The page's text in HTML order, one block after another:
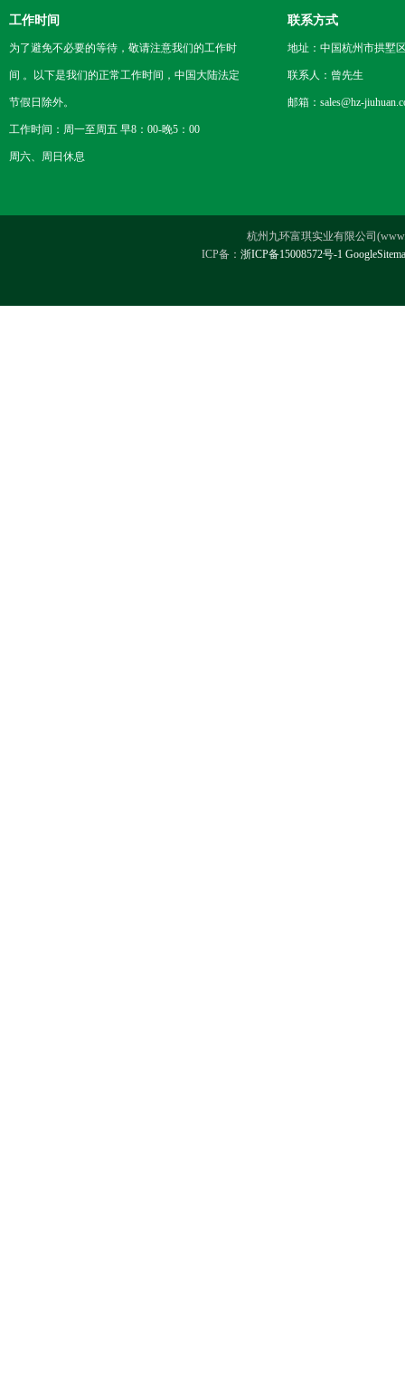
工作时间
为了避免不必要的等待，敬请注意我们的工作时
间 。以下是我们的正常工作时间，中国大陆法定
节假日除外。
工作时间：周一至周五 早8：00-晚5：00
周六、周日休息
联系方式
地址：中国杭州市拱墅
联系人：曾先生
邮箱：sales@hz-
杭州九环富琪实业有限公司
ICP备： 浙ICP备15008572号-1